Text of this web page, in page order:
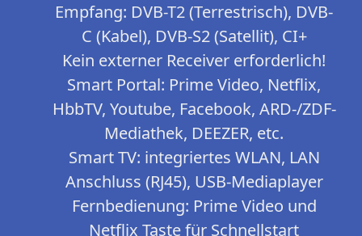
Empfang: DVB-T2 (Terrestrisch), DVB-
C (Kabel), DVB-S2 (Satellit), CI+
Kein externer Receiver erforderlich!
Smart Portal: Prime Video, Netflix,
HbbTV, Youtube, Facebook, ARD-/ZDF-
Mediathek, DEEZER, etc.
Smart TV: integriertes WLAN, LAN
Anschluss (RJ45), USB-Mediaplayer
Fernbedienung: Prime Video und
Netflix Taste für Schnellstart